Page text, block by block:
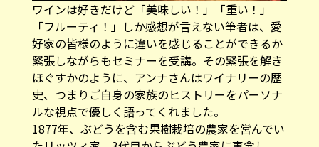
ワインは好きだけど「美味しい！」「重い！」
「フルーティ！」しか感想が言えない筆者は、愛
好家の皆様のように違いを感じることができるか
緊張しながらもセミナーを受講。その緊張を解き
ほぐすかのように、アンナさんはワイナリーの歴
史、つまりご自身の家族のヒストリーをパーソナ
ルな視点で優しく語ってくれました。
1877年、ぶどうを含む果樹栽培の農家を営んでい